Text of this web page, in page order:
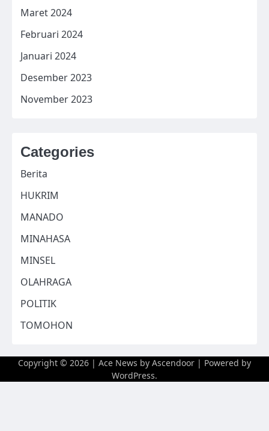
Maret 2024
Februari 2024
Januari 2024
Desember 2023
November 2023
Categories
Berita
HUKRIM
MANADO
MINAHASA
MINSEL
OLAHRAGA
POLITIK
TOMOHON
Copyright © 2026 | Ace News by Ascendoor | Powered by
WordPress.